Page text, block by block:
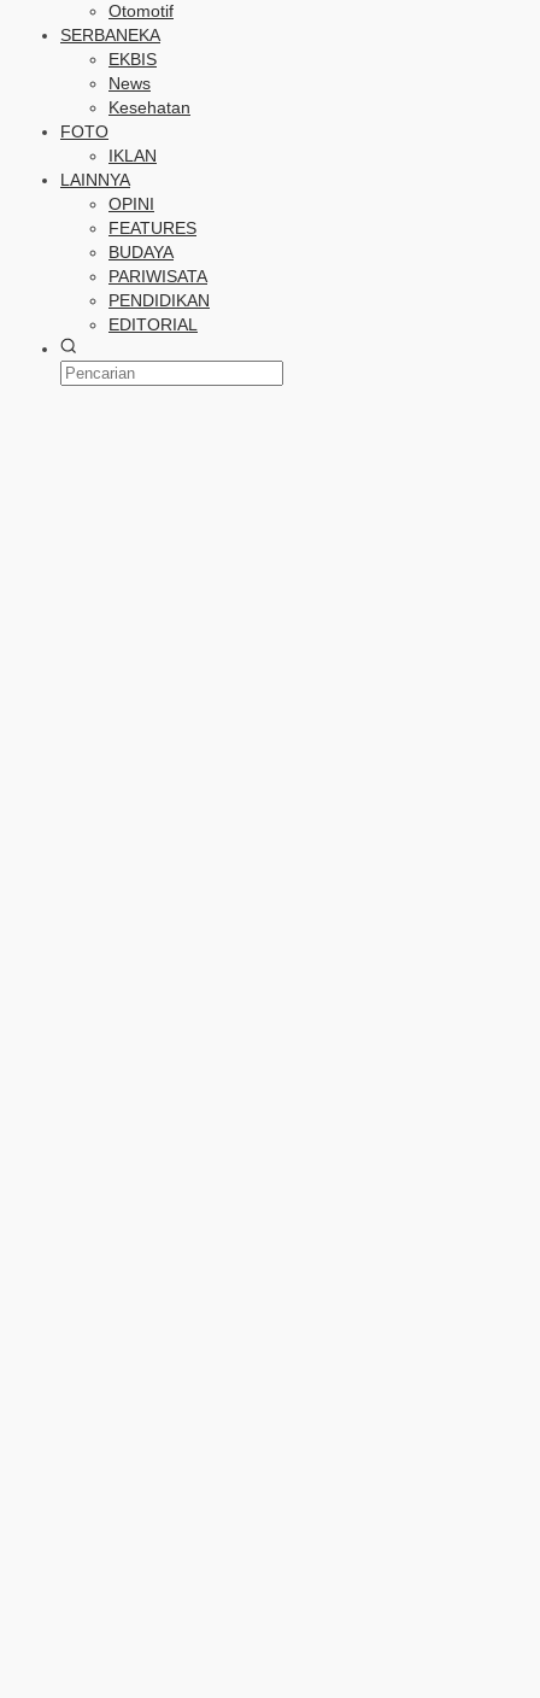
Otomotif
SERBANEKA
EKBIS
News
Kesehatan
FOTO
IKLAN
LAINNYA
OPINI
FEATURES
BUDAYA
PARIWISATA
PENDIDIKAN
EDITORIAL